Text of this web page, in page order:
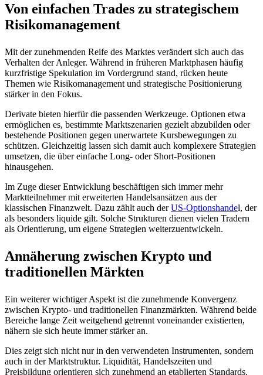
Von einfachen Trades zu strategischem
Risikomanagement
Mit der zunehmenden Reife des Marktes verändert sich auch das
Verhalten der Anleger. Während in früheren Marktphasen häufig
kurzfristige Spekulation im Vordergrund stand, rücken heute
Themen wie Risikomanagement und strategische Positionierung
stärker in den Fokus.
Derivate bieten hierfür die passenden Werkzeuge. Optionen etwa
ermöglichen es, bestimmte Marktszenarien gezielt abzubilden oder
bestehende Positionen gegen unerwartete Kursbewegungen zu
schützen. Gleichzeitig lassen sich damit auch komplexere Strategien
umsetzen, die über einfache Long- oder Short-Positionen
hinausgehen.
Im Zuge dieser Entwicklung beschäftigen sich immer mehr
Marktteilnehmer mit erweiterten Handelsansätzen aus der
klassischen Finanzwelt. Dazu zählt auch derUS-Optionshandel, der
als besonders liquide gilt. Solche Strukturen dienen vielen Tradern
als Orientierung, um eigene Strategien weiterzuentwickeln.
Annäherung zwischen Krypto und
traditionellen Märkten
Ein weiterer wichtiger Aspekt ist die zunehmende Konvergenz
zwischen Krypto- und traditionellen Finanzmärkten. Während beide
Bereiche lange Zeit weitgehend getrennt voneinander existierten,
nähern sie sich heute immer stärker an.
Dies zeigt sich nicht nur in den verwendeten Instrumenten, sondern
auch in der Marktstruktur. Liquidität, Handelszeiten und
Preisbildung orientieren sich zunehmend an etablierten Standards.